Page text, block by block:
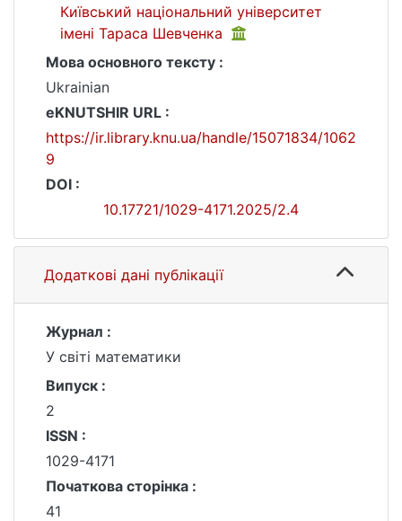
Київський національний університет
імені Тараса Шевченка
Мова основного тексту :
Ukrainian
eKNUTSHIR URL :
https://ir.library.knu.ua/handle/15071834/1062
9
DOI :
10.17721/1029-4171.2025/2.4
Додаткові дані публікації
Журнал :
У світі математики
Випуск :
2
ISSN :
1029-4171
Початкова сторінка :
41